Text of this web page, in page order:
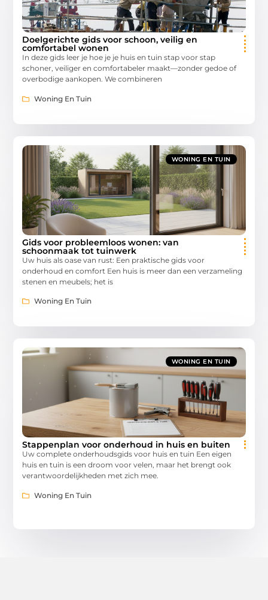
Doelgerichte gids voor schoon, veilig en
comfortabel wonen
In deze gids leer je hoe je je huis en tuin stap voor stap
schoner, veiliger en comfortabeler maakt—zonder gedoe of
overbodige aankopen. We combineren
Woning En Tuin
WONING EN TUIN
Gids voor probleemloos wonen: van
schoonmaak tot tuinwerk
Uw huis als oase van rust: Een praktische gids voor
onderhoud en comfort Een huis is meer dan een verzameling
stenen en meubels; het is
Woning En Tuin
WONING EN TUIN
Stappenplan voor onderhoud in huis en buiten
Uw complete onderhoudsgids voor huis en tuin Een eigen
huis en tuin is een droom voor velen, maar het brengt ook
verantwoordelijkheden met zich mee.
Woning En Tuin